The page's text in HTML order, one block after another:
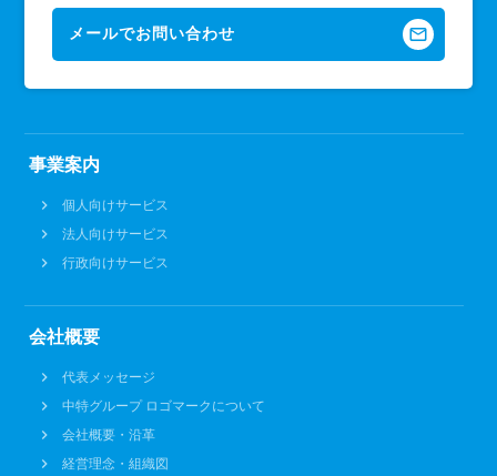
メールでお問い合わせ mail_outline
事業案内
個人向けサービス
法人向けサービス
行政向けサービス
会社概要
代表メッセージ
中特グループ ロゴマークについて
会社概要・沿革
経営理念・組織図